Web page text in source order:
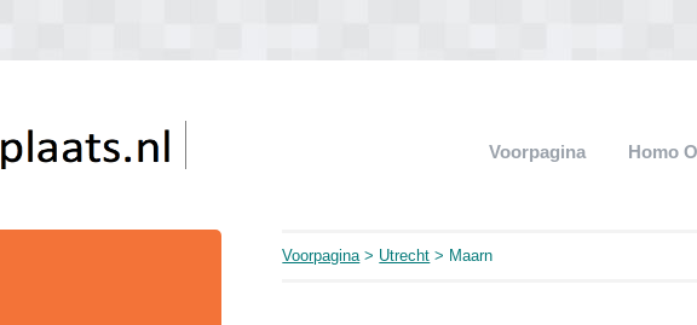
Voorpagina Homo
Voorpagina> Utrecht > Maarn